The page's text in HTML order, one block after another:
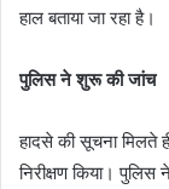
हाल बताया जा रहा है।
पुलिस ने शुरू की जांच
हादसे की सूचना मिलते
निरीक्षण किया।